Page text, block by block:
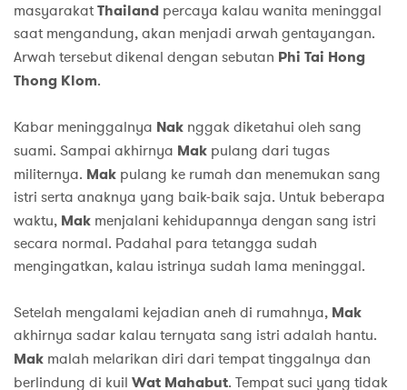
masyarakatThailand percaya kalau wanita meninggal
saat mengandung, akan menjadi arwah gentayangan.
Arwah tersebut dikenal dengan sebutan Phi Tai Hong
Thong Klom.
Kabar meninggalnya Nak nggak diketahui oleh sang
suami. Sampai akhirnya Mak pulang dari tugas
militernya. Mak pulang ke rumah dan menemukan sang
istri serta anaknya yang baik-baik saja. Untuk beberapa
waktu, Mak menjalani kehidupannya dengan sang istri
secara normal. Padahal para tetangga sudah
mengingatkan, kalau istrinya sudah lama meninggal.
Setelah mengalami kejadian aneh di rumahnya, Mak
akhirnya sadar kalau ternyata sang istri adalah hantu.
Mak malah melarikan diri dari tempat tinggalnya dan
berlindung di kuil Wat Mahabut. Tempat suci yang tidak